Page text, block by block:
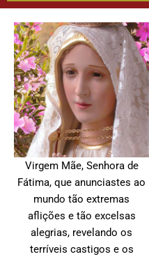
Virgem Mãe, Senhora de
Fátima, que anunciastes ao
mundo tão extremas
aflições e tão excelsas
alegrias, revelando os
terríveis castigos e os